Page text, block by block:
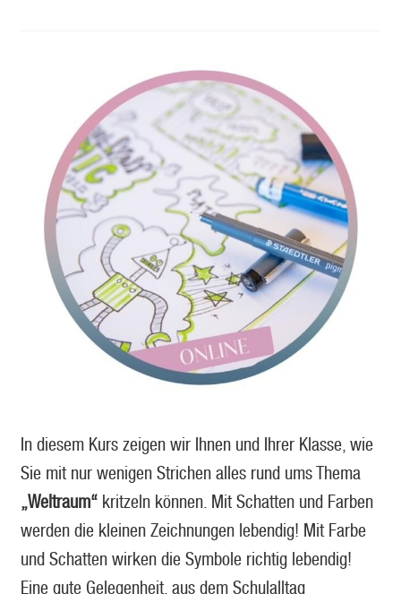
In diesem Kurs zeigen wir Ihnen und Ihrer Klasse, wie
Sie mit nur wenigen Strichen alles rund ums Thema
„Weltraum“kritzeln können. Mit Schatten und Farben
werden die kleinen Zeichnungen lebendig! Mit Farbe
und Schatten wirken die Symbole richtig lebendig!
Eine gute Gelegenheit, aus dem Schulalltag